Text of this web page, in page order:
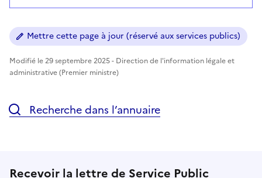
Mettre cette page à jour (réservé aux services publics)
Modifié le 29 septembre 2025 - Direction de l'information légale et
administrative (Premier ministre)
Recherche dans l’annuaire
Recevoir la lettre de Service Public